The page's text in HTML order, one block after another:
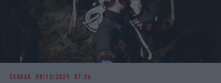
ΕΛΛΑΔΑ 08/12/2025 07:36